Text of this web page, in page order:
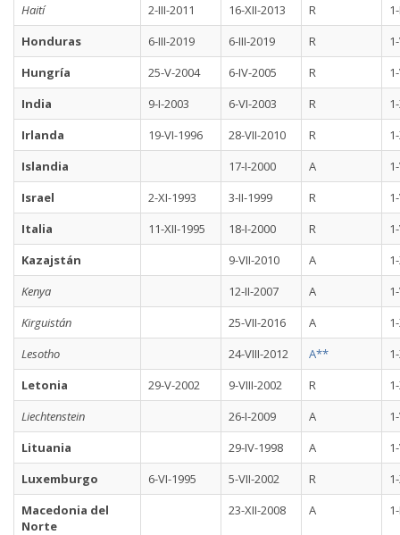
Haití
2-III-2011 16-XII-2013 R
Honduras
6-III-2019 6-III-2019 R
Hungría
25-V-2004 6-IV-2005 R
India
9-I-2003 6-VI-2003 R
Irlanda
19-VI-1996 28-VII-2010 R
Islandia
17-I-2000 A
Israel
2-XI-1993 3-II-1999 R
Italia
11-XII-1995 18-I-2000 R
Kazajstán
9-VII-2010 A
Kenya
12-II-2007 A
Kirguistán
25-VII-2016 A
Lesotho
24-VIII-2012 A**
Letonia
29-V-2002 9-VIII-2002 R
Liechtenstein
26-I-2009 A
Lituania
29-IV-1998 A
Luxemburgo
6-VI-1995 5-VII-2002 R
Macedonia del
Norte
23-XII-2008 A